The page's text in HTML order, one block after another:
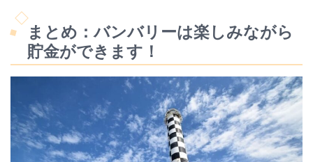
まとめ：バンバリーは楽しみながら
貯金ができます！